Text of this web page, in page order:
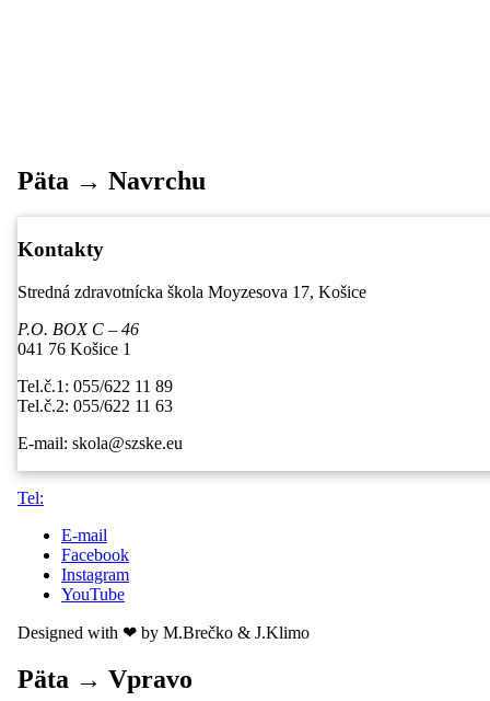
Päta → Navrchu
Kontakty
Stredná zdravotnícka škola Moyzesova 17, Košice
P.O. BOX C – 46
041 76 Košice 1
Tel.č.1: 055/622 11 89
Tel.č.2: 055/622 11 63
E-mail: skola@szske.eu
Tel:
E-mail
Facebook
Instagram
YouTube
Designed with ❤ by M.Brečko & J.Klimo
Päta → Vpravo